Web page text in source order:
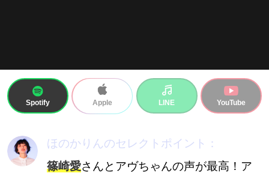
Spotify Apple LINE YouTube
ほのかりんのセレクトポイント：
篠崎愛さんとアヴちゃんの声が最高！ア